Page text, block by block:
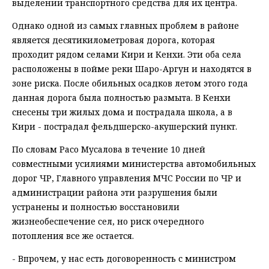
выделении транспортного средства для их центра.
Однако одной из самых главных проблем в районе
является десятикилометровая дорога, которая
проходит рядом селами Кири и Кенхи. Эти оба села
расположены в пойме реки Шаро-Аргун и находятся в
зоне риска. После обильных осадков летом этого года
данная дорога была полностью размыта. В Кенхи
снесены три жилых дома и пострадала школа, а в
Кири - пострадал фельдшерско-акушерский пункт.
По словам Расо Мусалова в течение 10 дней
совместными усилиями министерства автомобильных
дорог ЧР, Главного управления МЧС России по ЧР и
администрации района эти разрушения были
устранены и полностью восстановили
жизнеобеспечение сел, но риск очередного
потопления все же остается.
- Впрочем, у нас есть договоренность с министром